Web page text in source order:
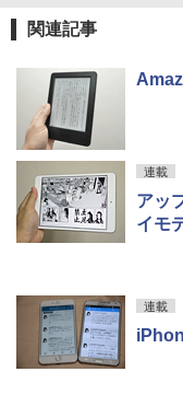
関連記事
連載
アッ
イモ
連載